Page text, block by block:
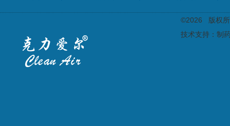
©2026 版权所
技术支持： 制